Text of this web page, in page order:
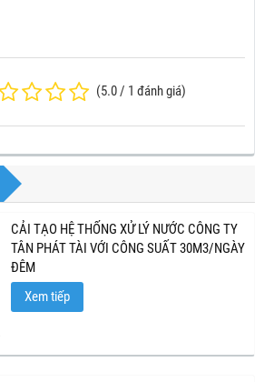
(5.0/ 1 đánh giá)
CẢI TẠO HỆ THỐNG XỬ LÝ NƯỚC CÔNG TY
TÂN PHÁT TÀI VỚI CÔNG SUẤT 30M3/NGÀY
ĐÊM
Xem tiếp